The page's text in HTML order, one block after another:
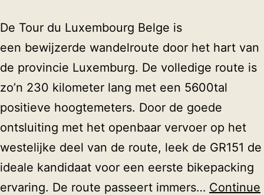
De Tour du Luxembourg Belge is
een bewijzerde wandelroute door het hart van
de provincie Luxemburg. De volledige route is
zo’n 230 kilometer lang met een 5600tal
positieve hoogtemeters. Door de goede
ontsluiting met het openbaar vervoer op het
westelijke deel van de route, leek de GR151 de
ideale kandidaat voor een eerste bikepacking
ervaring. De route passeert immers… Continue